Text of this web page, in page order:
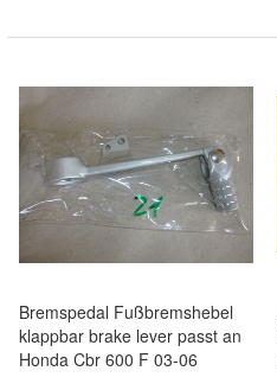
Bremspedal Fußbremshebel
klappbar brake lever passt an
Honda Cbr 600 F 03-06